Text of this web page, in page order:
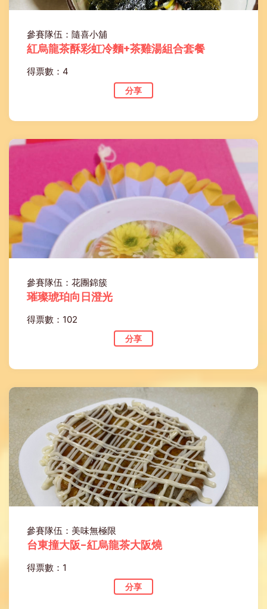
參賽隊伍：隨喜小舖
紅烏龍茶酥彩虹冷麵+茶雞湯組合套餐
得票數：4
分享
參賽隊伍：花團錦簇
璀璨琥珀向日澄光
得票數：102
分享
參賽隊伍：美味無極限
台東撞大阪-紅烏龍茶大阪燒
得票數：1
分享